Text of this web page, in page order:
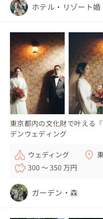
ホテル・リゾート婚
東京都内の文化財で叶える
デンウェディング
ウェディング
300 〜 350 万円
ガーデン・森